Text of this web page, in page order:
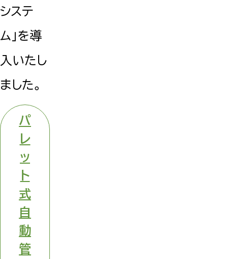
システ
ム」を導
入いたし
ました。
パ
レ
ッ
ト
式
自
動
管